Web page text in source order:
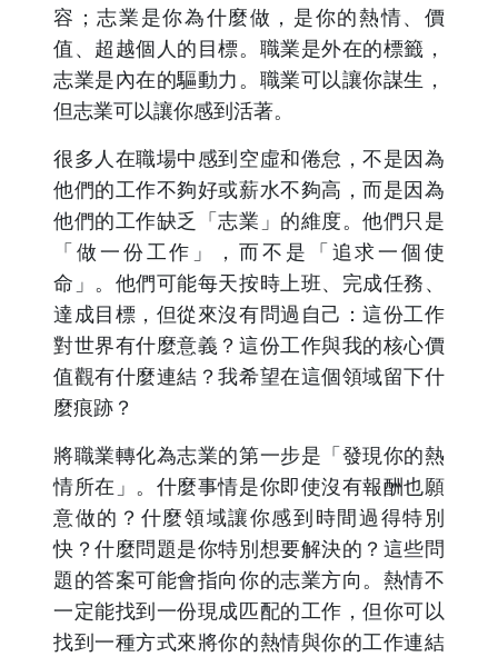
容；志業是你為什麼做，是你的熱情、價
值、超越個人的目標。職業是外在的標籤，
志業是內在的驅動力。職業可以讓你謀生，
但志業可以讓你感到活著。
很多人在職場中感到空虛和倦怠，不是因為
他們的工作不夠好或薪水不夠高，而是因為
他們的工作缺乏「志業」的維度。他們只是
「做一份工作」，而不是「追求一個使
命」。他們可能每天按時上班、完成任務、
達成目標，但從來沒有問過自己：這份工作
對世界有什麼意義？這份工作與我的核心價
值觀有什麼連結？我希望在這個領域留下什
麼痕跡？
將職業轉化為志業的第一步是「發現你的熱
情所在」。什麼事情是你即使沒有報酬也願
意做的？什麼領域讓你感到時間過得特別
快？什麼問題是你特別想要解決的？這些問
題的答案可能會指向你的志業方向。熱情不
一定能找到一份現成匹配的工作，但你可以
找到一種方式來將你的熱情與你的工作連結